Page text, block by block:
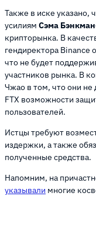
Также в иске указано,
усилиям Сэма
крипторынка. В
гендиректора Binance
что не будет
участников рынка. В
Чжао в том, что они не
FTX возможности
пользователей.
Истцы требуют
издержки, а также
полученные средства.
Напомним, на
указывали многие